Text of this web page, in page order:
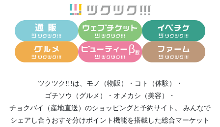
ツクツク!!!は、 モノ（物販） ・ コト（体験）
・
ゴチソウ（グルメ）
・ オメカシ（美容）
・
チョクバイ（産地直送） のショッピングと予約サイト。
みんなで
シェアし合う おすそ分けポイント機能を搭載した総合マーケット